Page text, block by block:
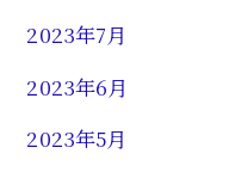
2023年7月
2023年6月
2023年5月